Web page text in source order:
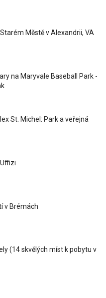
Městě v Alexandrii, VA
na Maryvale Baseball Park -
St. Michel: Park a veřejná
v Brémách
(14 skvělých míst k pobytu v